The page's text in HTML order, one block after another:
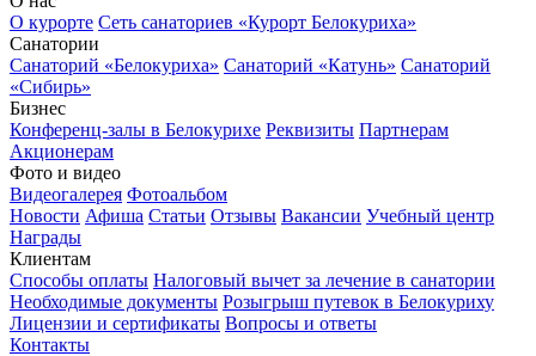
О курорте Сеть санаториев «Курорт Белокуриха»
Санатории
Санаторий «Белокуриха» Санаторий «Катунь» Санаторий
«Сибирь»
Бизнес
Конференц-залы в Белокурихе Реквизиты Партнерам
Акционерам
Фото и видео
Видеогалерея Фотоальбом
Новости Афиша Статьи Отзывы Вакансии Учебный центр
Награды
Клиентам
Способы оплаты Налоговый вычет за лечение в санатории
Необходимые документы Розыгрыш путевок в Белокуриху
Лицензии и сертификаты Вопросы и ответы
Контакты